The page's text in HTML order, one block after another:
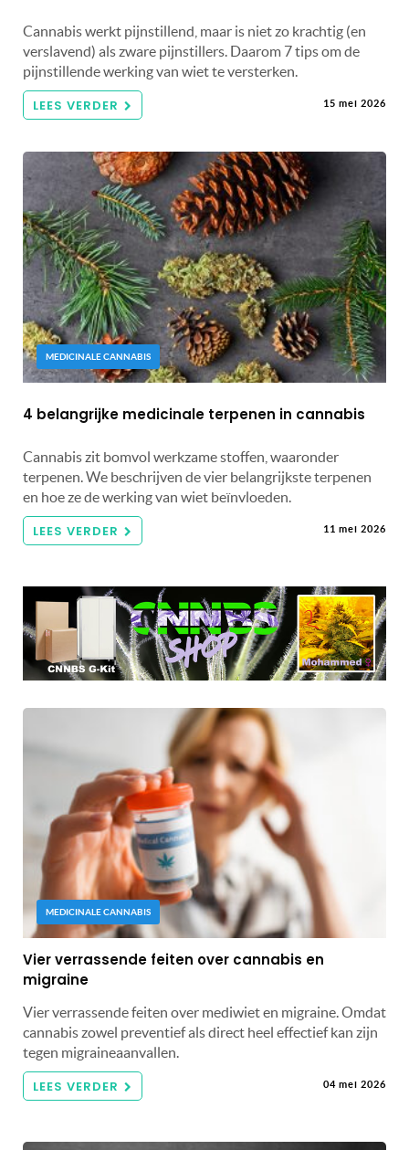
Cannabis werkt pijnstillend, maar is niet zo krachtig (en
verslavend) als zware pijnstillers. Daarom 7 tips om de
pijnstillende werking van wiet te versterken.
LEES VERDER 15 mei 2026
MEDICINALE CANNABIS
4 belangrijke medicinale terpenen in cannabis
Cannabis zit bomvol werkzame stoffen, waaronder
terpenen. We beschrijven de vier belangrijkste terpenen
en hoe ze de werking van wiet beïnvloeden.
LEES VERDER 11 mei 2026
MEDICINALE CANNABIS
Vier verrassende feiten over cannabis en
migraine
Vier verrassende feiten over mediwiet en migraine. Omdat
cannabis zowel preventief als direct heel effectief kan zijn
tegen migraineaanvallen.
LEES VERDER 04 mei 2026